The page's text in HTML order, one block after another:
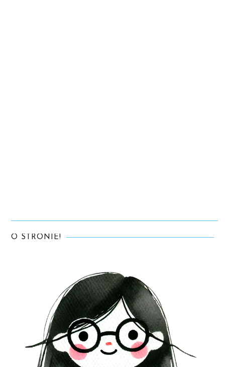
O STRONIE!